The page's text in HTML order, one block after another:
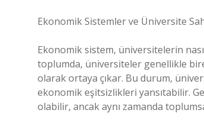
Ekonomik Sistemler ve Üniversite
Ekonomik sistem, üniversitelerin
toplumda, üniversiteler genellikle
olarak ortaya çıkar. Bu durum,
ekonomik eşitsizlikleri yansıtabilir.
olabilir, ancak aynı zamanda